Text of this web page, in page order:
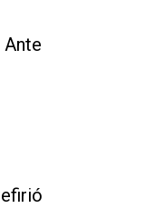
Ante